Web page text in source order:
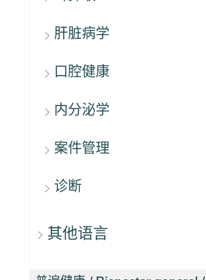
肝脏病学
口腔健康
内分泌学
案件管理
诊断
其他语言